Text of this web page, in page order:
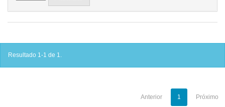
Resultado 1-1 de 1.
Anterior 1 Próximo